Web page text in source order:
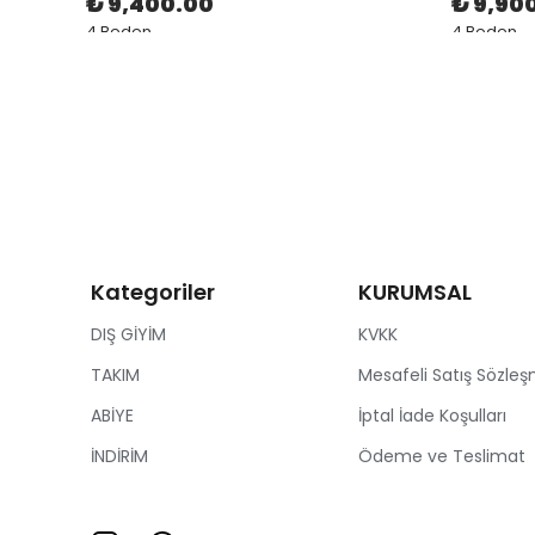
4 Beden 4 Beden
Kategoriler
DIŞ GİYİM
TAKIM
ABİYE
İNDİRİM
KURUMSAL
KVKK
Mesafeli Satış
İptal İade Koşulları
Ödeme ve Teslimat